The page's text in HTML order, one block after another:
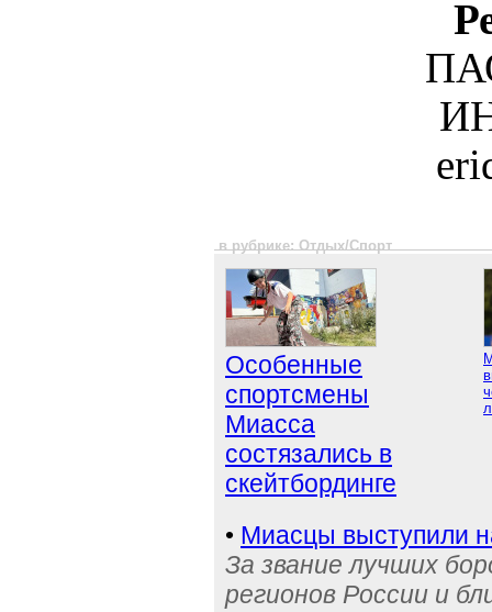
в рубрике: Отдых/Спорт
Особенные
спортсмены
Миасса
состязались в
скейтбординге
• Миасцы выступили
За звание лучших
регионов России и